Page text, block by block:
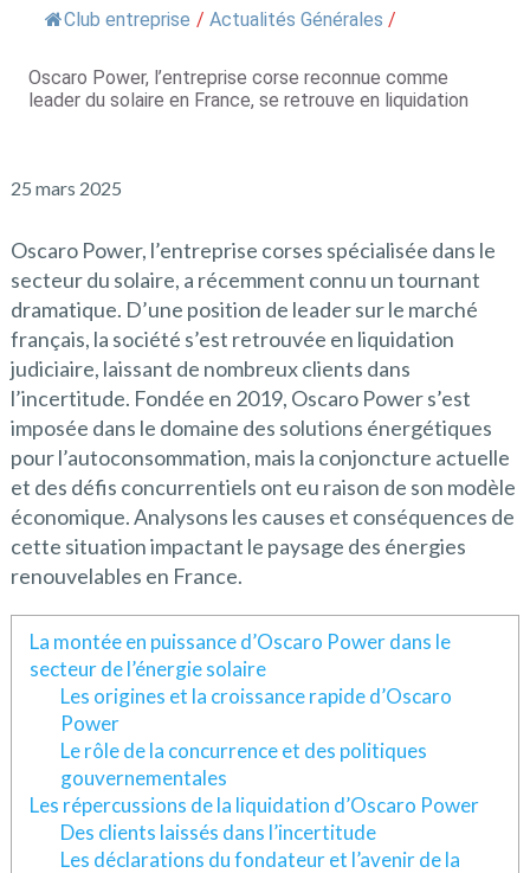
Club entreprise / Actualités Générales /
Oscaro Power, l’entreprise corse reconnue comme
leader du solaire en France, se retrouve en liquidation
25 mars 2025
Oscaro Power, l’entreprise corses spécialisée dans le
secteur du solaire, a récemment connu un tournant
dramatique. D’une position de leader sur le marché
français, la société s’est retrouvée en liquidation
judiciaire, laissant de nombreux clients dans
l’incertitude. Fondée en 2019, Oscaro Power s’est
imposée dans le domaine des solutions énergétiques
pour l’autoconsommation, mais la conjoncture actuelle
et des défis concurrentiels ont eu raison de son modèle
économique. Analysons les causes et conséquences de
cette situation impactant le paysage des énergies
renouvelables en France.
La montée en puissance d’Oscaro Power dans le
secteur de l’énergie solaire
Les origines et la croissance rapide d’Oscaro
Power
Le rôle de la concurrence et des politiques
gouvernementales
Les répercussions de la liquidation d’Oscaro Power
Des clients laissés dans l’incertitude
Les déclarations du fondateur et l’avenir de la